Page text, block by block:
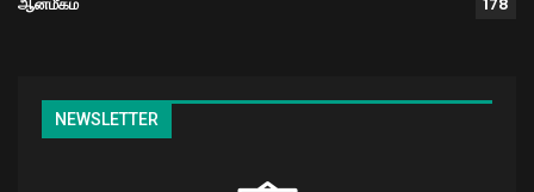
NEWSLETTER